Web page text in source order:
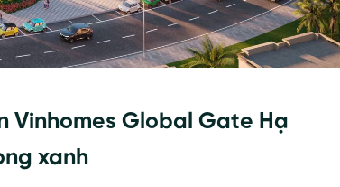
Vinhomes Global Gate Hạ
xanh